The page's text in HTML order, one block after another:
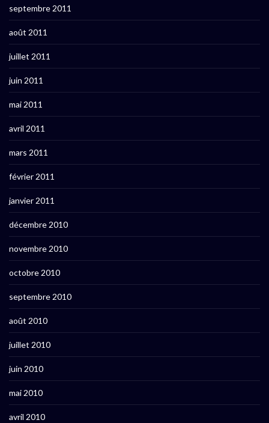
septembre 2011
août 2011
juillet 2011
juin 2011
mai 2011
avril 2011
mars 2011
février 2011
janvier 2011
décembre 2010
novembre 2010
octobre 2010
septembre 2010
août 2010
juillet 2010
juin 2010
mai 2010
avril 2010